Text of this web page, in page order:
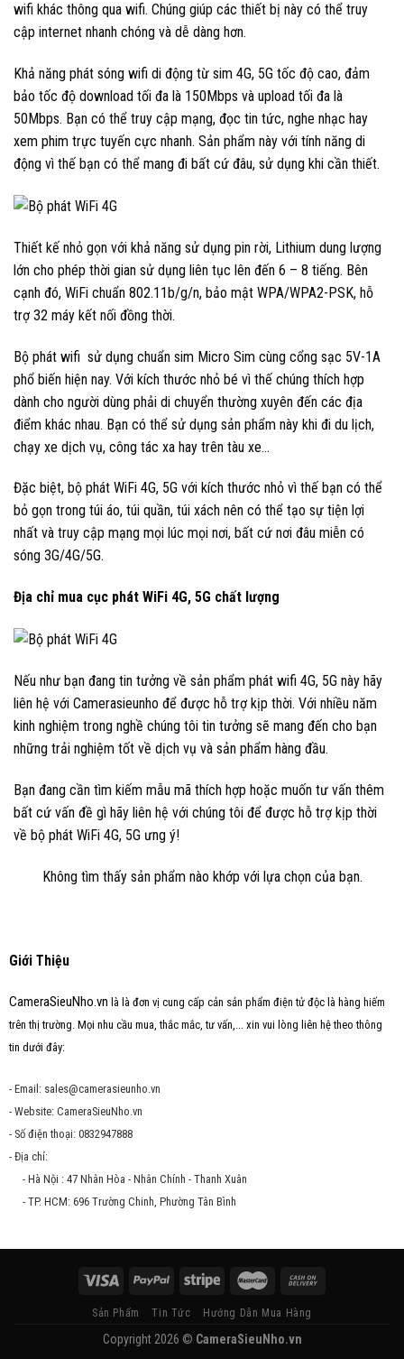
wifi khác thông qua wifi. Chúng giúp các thiết bị này có thể truy
cập internet nhanh chóng và dễ dàng hơn.
Khả năng phát sóng wifi di động từ sim 4G, 5G tốc độ cao, đảm
bảo tốc độ download tối đa là 150Mbps và upload tối đa là
50Mbps. Bạn có thể truy cập mạng, đọc tin tức, nghe nhạc hay
xem phim trực tuyến cực nhanh. Sản phẩm này với tính năng di
động vì thế bạn có thể mang đi bất cứ đâu, sử dụng khi cần thiết.
Thiết kế nhỏ gọn với khả năng sử dụng pin rời, Lithium dung lượng
lớn cho phép thời gian sử dụng liên tục lên đến 6 – 8 tiếng. Bên
cạnh đó, WiFi chuẩn 802.11b/g/n, bảo mật WPA/WPA2-PSK, hỗ
trợ 32 máy kết nối đồng thời.
Bộ phát wifi sử dụng chuẩn sim Micro Sim cùng cổng sạc 5V-1A
phổ biến hiện nay. Với kích thước nhỏ bé vì thế chúng thích hợp
dành cho người dùng phải di chuyển thường xuyên đến các địa
điểm khác nhau. Bạn có thể sử dụng sản phẩm này khi đi du lịch,
chạy xe dịch vụ, công tác xa hay trên tàu xe…
Đặc biệt, bộ phát WiFi 4G, 5G với kích thước nhỏ vì thế bạn có thể
bỏ gọn trong túi áo, túi quần, túi xách nên có thể tạo sự tiện lợi
nhất và truy cập mạng mọi lúc mọi nơi, bất cứ nơi đâu miễn có
sóng 3G/4G/5G.
Địa chỉ mua cục phát WiFi 4G, 5G chất lượng
Nếu như bạn đang tin tưởng về sản phẩm phát wifi 4G, 5G này hãy
liên hệ với Camerasieunho để được hỗ trợ kịp thời. Với nhiều năm
kinh nghiệm trong nghề chúng tôi tin tưởng sẽ mang đến cho bạn
những trải nghiệm tốt về dịch vụ và sản phẩm hàng đầu.
Bạn đang cần tìm kiếm mẫu mã thích hợp hoặc muốn tư vấn thêm
bất cứ vấn đề gì hãy liên hệ với chúng tôi để được hỗ trợ kịp thời
về bộ phát WiFi 4G, 5G ưng ý!
Không tìm thấy sản phẩm nào khớp với lựa chọn của bạn.
Giới Thiệu
CameraSieuNho.vn là là đơn vị cung cấp cản sản phẩm điện tử độc là hàng hiếm
trên thị trường. Mọi nhu cầu mua, thắc mắc, tư vấn,... xin vui lòng liên hệ theo thông
tin dưới đây:
- Email: sales@camerasieunho.vn
- Website: CameraSieuNho.vn
- Số điện thoại: 0832947888
- Địa chỉ:
- Hà Nội : 47 Nhân Hòa - Nhân Chính - Thanh Xuân
- TP. HCM: 696 Trường Chinh, Phường Tân Bình
Sản Phẩm Tin Tức Hướng Dẫn Mua Hàng
Copyright 2026 © CameraSieuNho.vn